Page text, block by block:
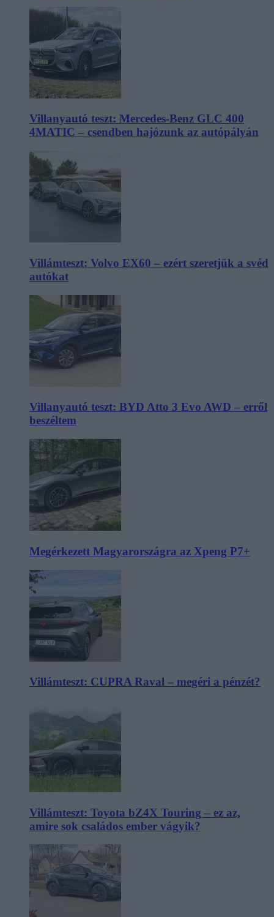
Villanyautó teszt: Mercedes-Benz GLC 400
4MATIC – csendben hajózunk az autópályán
Villámteszt: Volvo EX60 – ezért szeretjük a svéd
autókat
Villanyautó teszt: BYD Atto 3 Evo AWD – erről
beszéltem
Megérkezett Magyarországra az Xpeng P7+
Villámteszt: CUPRA Raval – megéri a pénzét?
Villámteszt: Toyota bZ4X Touring – ez az,
amire sok családos ember vágyik?